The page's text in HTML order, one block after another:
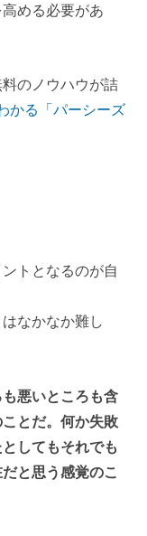
める必要があ
のノウハウが詰
かる「パーシーズ
トとなるのが自
なかなか難し
悪いところも含
とだ。何か失敗
してもそれでも
と思う感覚のこ